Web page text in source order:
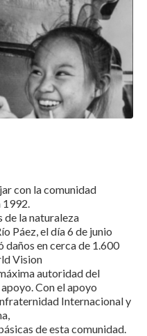
con la comunidad
de la naturaleza
Páez, el día 6 de junio
daños en cerca de 1.600
Vision
autoridad del
Con el apoyo
Internacional y
de esta comunidad.